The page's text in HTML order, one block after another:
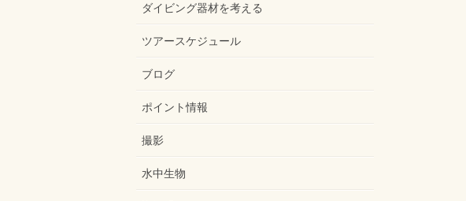
ダイビング器材を考える
ツアースケジュール
ブログ
ポイント情報
撮影
水中生物